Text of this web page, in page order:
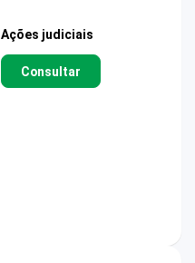
Ações judiciais
Consultar